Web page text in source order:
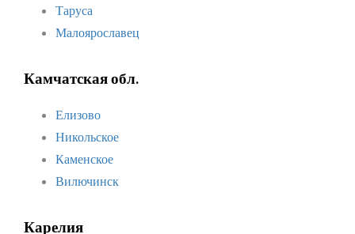
Таруса
Малоярославец
Камчатская обл.
Елизово
Никольское
Каменское
Вилючинск
Карелия